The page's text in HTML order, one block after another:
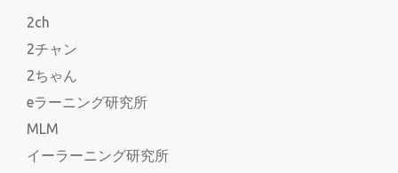
2ch
2チャン
2ちゃん
eラーニング研究所
MLM
イーラーニング研究所